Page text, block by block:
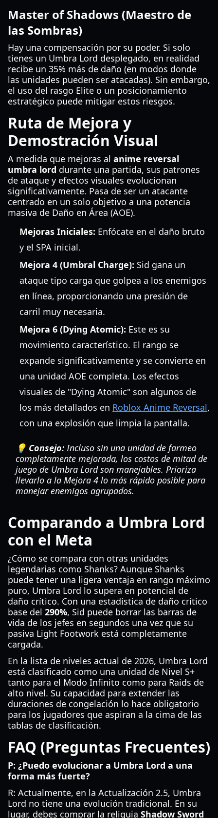
Master of Shadows (Maestro de
las Sombras)
Hay una compensación por su poder. Si solo
tienes un Umbra Lord desplegado, en realidad
recibe un 35% más de daño (en modos donde
las unidades pueden ser atacadas). Sin embargo,
el uso del rasgo Elite o un posicionamiento
estratégico puede mitigar estos riesgos.
Ruta de Mejora y
Demostración Visual
A medida que mejoras al anime reversal
umbra lord durante una partida, sus patrones
de ataque y efectos visuales evolucionan
significativamente. Pasa de ser un atacante
centrado en un solo objetivo a una potencia
masiva de Daño en Área (AOE).
Mejoras Iniciales: Enfócate en el daño bruto
y el SPA inicial.
Mejora 4 (Umbral Charge): Sid gana un
ataque tipo carga que golpea a los enemigos
en línea, proporcionando una presión de
carril muy necesaria.
Mejora 6 (Dying Atomic): Este es su
movimiento característico. El rango se
expande significativamente y se convierte en
una unidad AOE completa. Los efectos
visuales de "Dying Atomic" son algunos de
los más detallados en Roblox Anime Reversal,
con una explosión que limpia la pantalla.
💡 Consejo:Incluso sin una unidad de farmeo
completamente mejorada, los costos de mitad de
juego de Umbra Lord son manejables. Prioriza
llevarlo a la Mejora 4 lo más rápido posible para
manejar enemigos agrupados.
Comparando a Umbra Lord
con el Meta
¿Cómo se compara con otras unidades
legendarias como Shanks? Aunque Shanks
puede tener una ligera ventaja en rango máximo
puro, Umbra Lord lo supera en potencial de
daño crítico. Con una estadística de daño crítico
base del 290%, Sid puede borrar las barras de
vida de los jefes en segundos una vez que su
pasiva Light Footwork está completamente
cargada.
En la lista de niveles actual de 2026, Umbra Lord
está clasificado como una unidad de Nivel S+
tanto para el Modo Infinito como para Raids de
alto nivel. Su capacidad para extender las
duraciones de congelación lo hace obligatorio
para los jugadores que aspiran a la cima de las
tablas de clasificación.
FAQ (Preguntas Frecuentes)
P: ¿Puedo evolucionar a Umbra Lord a una
forma más fuerte?
R: Actualmente, en la Actualización 2.5, Umbra
Lord no tiene una evolución tradicional. En su
lugar, debes comprar la reliquia Shadow Sword